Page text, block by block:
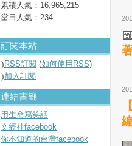
累積人氣： 16,965,215
當日人氣： 234
訂閱本站
RSS訂閱 (如何使用RSS)
加入訂閱
連結書籤
用生命寫笑話
文經社facebook
你不知道的台灣facebook